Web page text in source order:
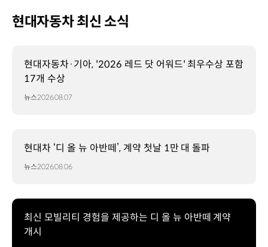
현대자동차 최신 소식
현대자동차·기아, '2026 레드 닷 어워드' 최우수상 포함
17개 수상
뉴스2026.08.07
현대차 ‘디 올 뉴 아반떼’, 계약 첫날 1만 대 돌파
뉴스2026.08.06
최신 모빌리티 경험을 제공하는 디 올 뉴 아반떼 계약
개시